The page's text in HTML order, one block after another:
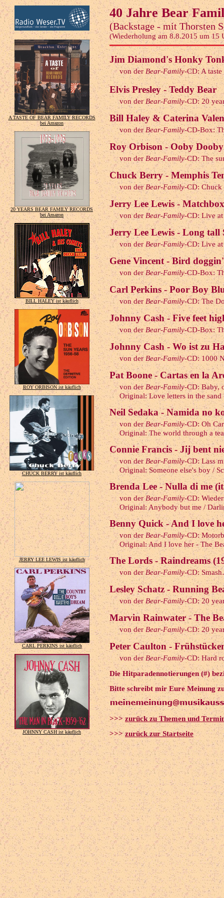
A TASTE OF BEAR FAMILY RECORDS
bei Amazon
20 YEARS BEAR FAMILY RECORDS
bei Amazon
BILL HALEY ist käuflich
ROY ORBISON ist käuflich
CHUCK BERRY ist käuflich
JERRY LEE LEWIS ist käuflich
CARL PERKINS ist käuflich
JOHNNY CASH ist käuflich
40 Jahre Bear
(Backstage - mit Thorsten
(Wiederholung am 8.8.2015 um 15
Jim Diamond's Honky
von derBear-Family-CD: A
Elvis Presley - Teddy Bear
von derBear-Family-CD: 20
Bill Haley & Caterina
von derBear-Family-CD-Box:
Roy Orbison - Ooby
von derBear-Family-CD: The
Chuck Berry - Memphis
von derBear-Family-CD: Chuck
Jerry Lee Lewis -
von der Bear-Family-CD: Live
Jerry Lee Lewis - Long tall
von derBear-Family-CD: Live
Gene Vincent - Bird
von derBear-Family-CD-Box:
Carl Perkins - Poor Boy
von derBear-Family-CD: The
Johnny Cash - Five feet
von derBear-Family-CD-Box:
Johnny Cash - Wo ist zu
von derBear-Family-CD: 1000
Pat Boone - Cartas en la
von derBear-Family-CD: Baby,
Original: Love letters in the sand
Neil Sedaka - Namida no
von derBear-Family-CD: Oh
Original: The world through a
Connie Francis - Jij bent
von derBear-Family-CD: Lass
Original: Someone else's boy /
Brenda Lee - Nulla di me
von derBear-Family-CD:
Original: Anybody but me /
Benny Quick - And I love
von derBear-Family-CD:
Original: And I love her - The
The Lords - Raindreams
von derBear-Family-CD:
Lesley Schatz - Running
von derBear-Family-CD: 20
Marvin Rainwater - The
von derBear-Family-CD: 20
Peter Caulton -
von derBear-Family-CD: Hard
Die Hitparadennotierungen (#)
Bitte schreibt mir Eure Meinung
>>>zurück zu Themen und
>>>zurück zur Startseite